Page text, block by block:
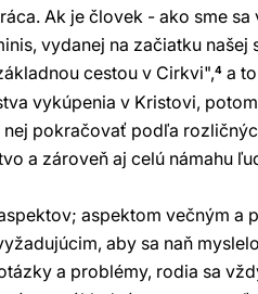
Ak je človek - ako sme
vydanej na začiatku
cestou v Cirkvi",4 a
vykúpenia v Kristovi,
nej pokračovať podľa
a zároveň aj celú námahu
aspektom večným a
aby sa naň
a problémy, rodia sa